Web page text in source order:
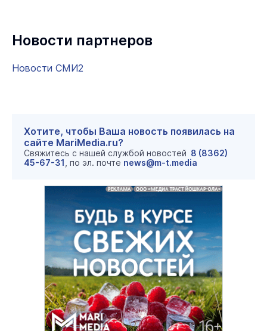
Новости партнеров
Новости СМИ2
Хотите, чтобы Ваша новость появилась на
сайте MariMedia.ru?
Свяжитесь с нашей службой новостей 8 (8362)
45-67-31 , по эл. почте news@m-t.media